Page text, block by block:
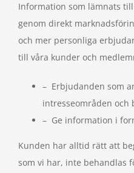
Information som lämnats
genom direkt
och mer personliga
till våra kunder och
– Erbjudanden som
intresseområden och
– Ge information i
Kunden har alltid rätt att
som vi har, inte behandlas